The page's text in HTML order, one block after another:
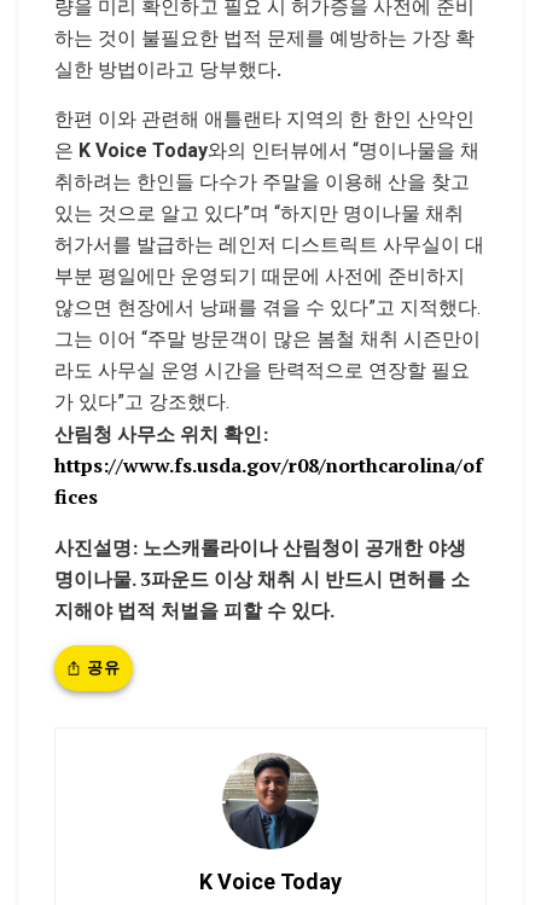
량을 미리 확인하고 필요 시 허가증을 사전에 준비
하는 것이 불필요한 법적 문제를 예방하는 가장 확
실한 방법이라고 당부했다.
한편 이와 관련해 애틀랜타 지역의 한 한인 산악인
은 K Voice Today와의 인터뷰에서 “명이나물을 채
취하려는 한인들 다수가 주말을 이용해 산을 찾고
있는 것으로 알고 있다”며 “하지만 명이나물 채취
허가서를 발급하는 레인저 디스트릭트 사무실이 대
부분 평일에만 운영되기 때문에 사전에 준비하지
않으면 현장에서 낭패를 겪을 수 있다”고 지적했다.
그는 이어 “주말 방문객이 많은 봄철 채취 시즌만이
라도 사무실 운영 시간을 탄력적으로 연장할 필요
가 있다”고 강조했다.
산림청 사무소 위치 확인:
https://www.fs.usda.gov/r08/northcarolina/of
fices
사진설명: 노스캐롤라이나 산림청이 공개한 야생
명이나물. 3파운드 이상 채취 시 반드시 면허를 소
지해야 법적 처벌을 피할 수 있다.
공유
K Voice Today